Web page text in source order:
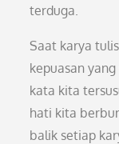
terduga.
Saat karya
kepuasan
kata kita
hati kita
balik setiap